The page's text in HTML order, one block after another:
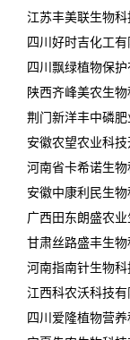
江苏丰美联生物科
四川好时吉化工有
四川飘绿植物保护
陕西齐峰美农生物
荆门新洋丰中磷肥
安徽农望农业科技
河南省卡希诺生物
安徽中康利民生物
广西田东朗盛农
甘肃丝路盛丰生物
河南指南针生物科
江西科农沃科技有
四川爱隆植物营养